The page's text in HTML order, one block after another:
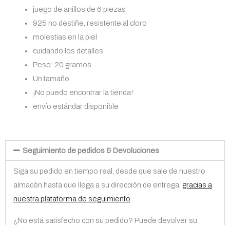
juego de anillos de 6 piezas
925 no destiñe, resistente al cloro
molestias en la piel
cuidando los detalles
Peso: 20 gramos
Un tamaño
¡No puedo encontrar la tienda!
envío estándar disponible
Seguimiento de pedidos & Devoluciones
Siga su pedido en tiempo real, desde que sale de nuestro
almacén hasta que llega a su dirección de entrega, gracias a
nuestra plataforma de seguimiento
¿No está satisfecho con su pedido? Puede devolver su